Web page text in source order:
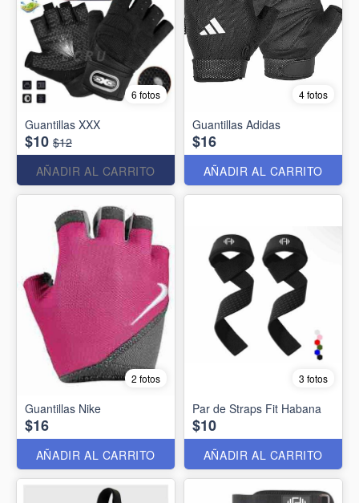
6 fotos
Guantillas XXX
$10 $12
AÑADIR AL CARRITO
4 fotos
Guantillas Adidas
$16
AÑADIR AL CARRITO
2 fotos
Guantillas Nike
$16
AÑADIR AL CARRITO
3 fotos
Par de Straps Fit Habana
$10
AÑADIR AL CARRITO